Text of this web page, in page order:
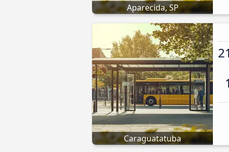
Aparecida, SP
Caraguatatuba